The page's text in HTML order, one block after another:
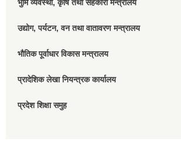
भुमि व्यवस्था, कृषि तथा सहकारी मन्त्रालय
उद्योग, पर्यटन, वन तथा वातावरण मन्त्रालय
भौतिक पूर्वाधार विकास मन्त्रालय
प्रादेशिक लेखा नियन्त्रक कार्यालय
प्रदेश शिक्षा समुह